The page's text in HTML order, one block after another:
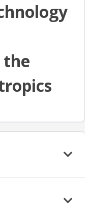
the